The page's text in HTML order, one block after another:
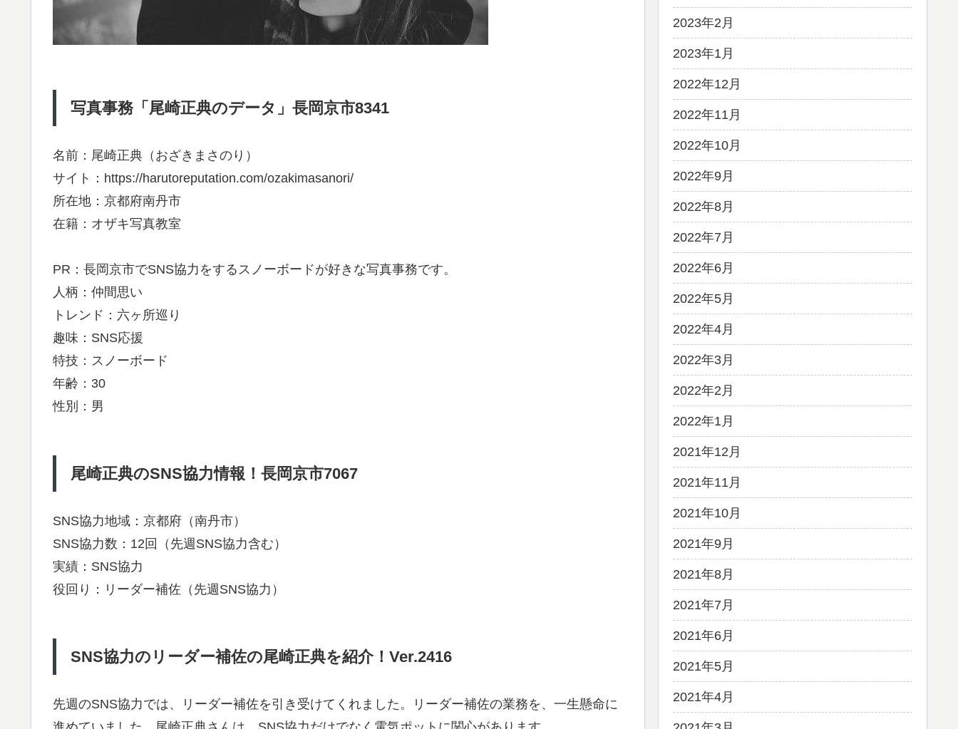
写真事務「尾崎正典のデータ」長岡京市8341
名前：尾崎正典（おざきまさのり）
サイト：https://harutoreputation.com/ozakimasanori/
所在地：京都府南丹市
在籍：オザキ写真教室
PR：長岡京市でSNS協力をするスノーボードが好きな写真事務です。
人柄：仲間思い
トレンド：六ヶ所巡り
趣味：SNS応援
特技：スノーボード
年齢：30
性別：男
尾崎正典のSNS協力情報！長岡京市7067
SNS協力地域：京都府（南丹市）
SNS協力数：12回（先週SNS協力含む）
実績：SNS協力
役回り：リーダー補佐（先週SNS協力）
SNS協力のリーダー補佐の尾崎正典を紹介！Ver.2416
先週のSNS協力では、リーダー補佐を引き受けてくれました。リーダー補佐の業務を、一生懸命に
2023年2月
2023年1月
2022年12月
2022年11月
2022年10月
2022年9月
2022年8月
2022年7月
2022年6月
2022年5月
2022年4月
2022年3月
2022年2月
2022年1月
2021年12月
2021年11月
2021年10月
2021年9月
2021年8月
2021年7月
2021年6月
2021年5月
2021年4月